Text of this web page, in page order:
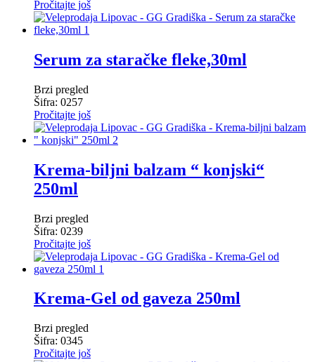
Pročitajte još
Serum za staračke fleke,30ml
Brzi pregled
Šifra: 0257
Pročitajte još
Krema-biljni balzam “ konjski“
250ml
Brzi pregled
Šifra: 0239
Pročitajte još
Krema-Gel od gaveza 250ml
Brzi pregled
Šifra: 0345
Pročitajte još